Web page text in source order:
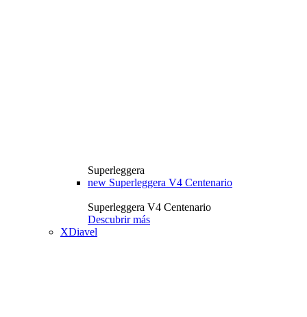
Superleggera
new Superleggera V4 Centenario
Superleggera V4 Centenario
Descubrir más
XDiavel